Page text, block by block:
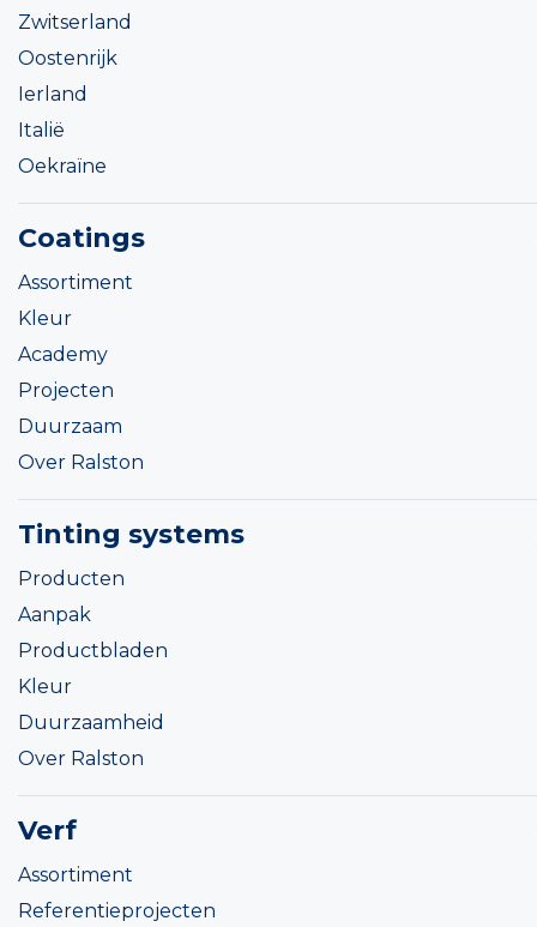
Zwitserland
Oostenrijk
Ierland
Italië
Oekraïne
Coatings
Assortiment
Kleur
Academy
Projecten
Duurzaam
Over Ralston
Tinting systems
Producten
Aanpak
Productbladen
Kleur
Duurzaamheid
Over Ralston
Verf
Assortiment
Referentieprojecten